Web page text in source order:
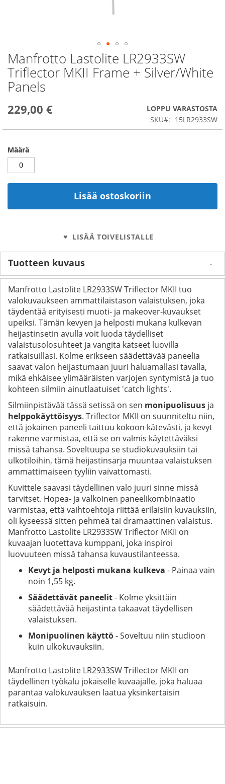
Manfrotto Lastolite LR2933SW
Triflector MKII Frame + Silver/White
Panels
229,00 €
LOPPU VARASTOSTA
SKU
15LR2933SW
Määrä
Lisää ostoskoriin
LISÄÄ TOIVELISTALLE
Skip
to
the
beginning
of
images
Tuotteen kuvaus
Manfrotto Lastolite LR2933SW Triflector MKII tuo
valokuvaukseen ammattilaistason valaistuksen, joka
täydentää erityisesti muoti- ja makeover-kuvaukset
upeiksi. Tämän kevyen ja helposti mukana kulkevan
heijastinsetin avulla voit luoda täydelliset
valaistusolosuhteet ja vangita katseet luovilla
ratkaisuillasi. Kolme erikseen säädettävää paneelia
saavat valon heijastumaan juuri haluamallasi tavalla,
mikä ehkäisee ylimääräisten varjojen syntymistä ja tuo
kohteen silmiin ainutlaatuiset 'catch lights'.
Silmiinpistävää tässä setissä on sen monipuolisuus ja
helppokäyttöisyys. Triflector MKII on suunniteltu niin,
että jokainen paneeli taittuu kokoon kätevästi, ja kevyt
rakenne varmistaa, että se on valmis käytettäväksi
missä tahansa. Soveltuupa se studiokuvauksiin tai
ulkotiloihin, tämä heijastinsarja muuntaa valaistuksen
ammattimaiseen tyyliin vaivattomasti.
Kuvittele saavasi täydellinen valo juuri sinne missä
tarvitset. Hopea- ja valkoinen paneelikombinaatio
varmistaa, että vaihtoehtoja riittää erilaisiin kuvauksiin,
oli kyseessä sitten pehmeä tai dramaattinen valaistus.
Manfrotto Lastolite LR2933SW Triflector MKII on
kuvaajan luotettava kumppani, joka inspiroi
luovuuteen missä tahansa kuvaustilanteessa.
Kevyt ja helposti mukana kulkeva - Painaa vain
noin 1,55 kg.
Säädettävät paneelit- Kolme yksittäin
säädettävää heijastinta takaavat täydellisen
valaistuksen.
Monipuolinen käyttö- Soveltuu niin studioon
kuin ulkokuvauksiin.
Manfrotto Lastolite LR2933SW Triflector MKII on
täydellinen työkalu jokaiselle kuvaajalle, joka haluaa
parantaa valokuvauksen laatua yksinkertaisin
ratkaisuin.